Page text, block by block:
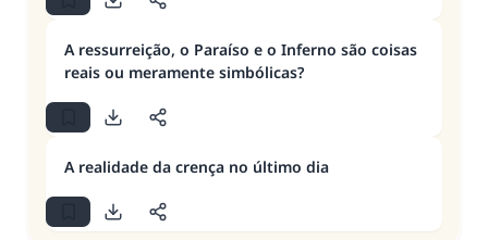
A ressurreição, o Paraíso e o Inferno são coisas
reais ou meramente simbólicas?
A realidade da crença no último dia